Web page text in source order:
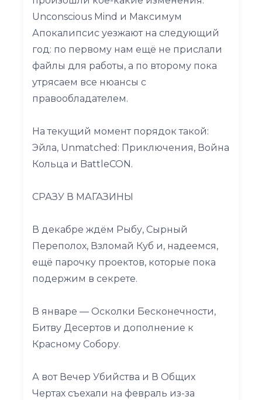
Unconscious Mind и Максимум
Апокалипсис уезжают на следующий
год: по первому нам ещё не прислали
файлы для работы, а по второму пока
утрясаем все нюансы с
правообладателем.
На текущий момент порядок такой:
Эйла, Unmatched: Приключения, Война
Кольца и BattleCON.
СРАЗУ В МАГАЗИНЫ
В декабре ждём Рыбу, Сырный
Переполох, Взломай Куб и, надеемся,
ещё парочку проектов, которые пока
подержим в секрете.
В январе — Осколки Бесконечности,
Битву Десертов и дополнение к
Красному Собору.
А вот Вечер Убийства и В Общих
Чертах съехали на февраль из-за